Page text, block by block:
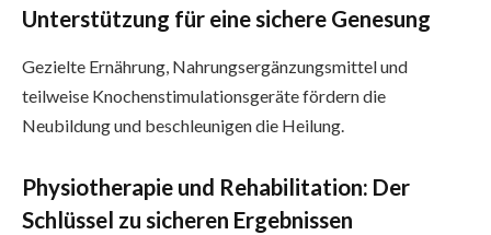
Unterstützung für eine sichere Genesung
Gezielte Ernährung, Nahrungsergänzungsmittel und
teilweise Knochenstimulationsgeräte fördern die
Neubildung und beschleunigen die Heilung.
Physiotherapie und Rehabilitation: Der
Schlüssel zu sicheren Ergebnissen